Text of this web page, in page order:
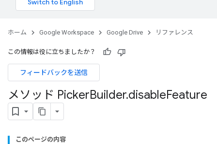
ホーム Google Workspace Google Drive リファレンス
この情報は役に立ちましたか？
フィードバックを送信
メソッド PickerBuilder.disableFeature
このページの内容